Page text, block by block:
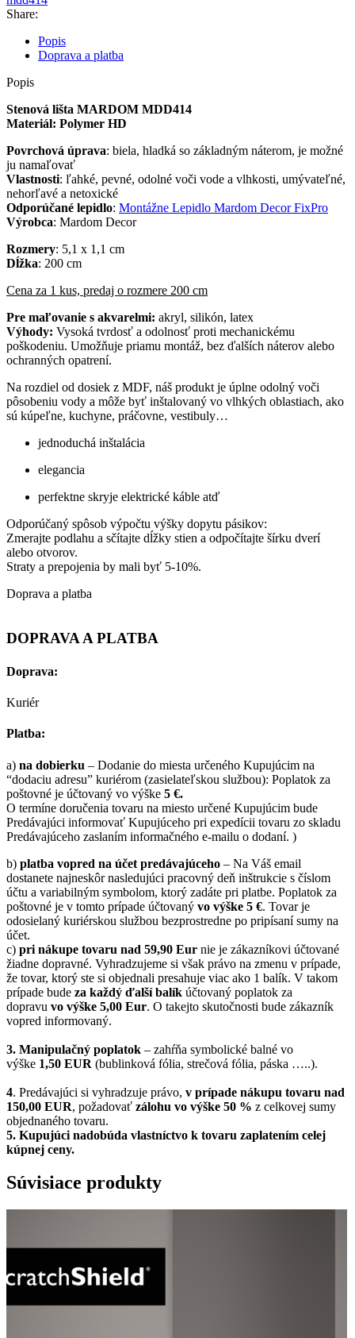
Share:
Popis
Doprava a platba
Popis
Stenová lišta MARDOM MDD414
Materiál: Polymer HD
Povrchová úprava: biela, hladká so základným náterom, je možné
ju namaľovať
Vlastnosti: ľahké, pevné, odolné voči vode a vlhkosti, umývateľné,
nehorľavé a netoxické
Odporúčané lepidlo: Montážne Lepidlo Mardom Decor FixPro
Výrobca: Mardom Decor
Rozmery: 5,1 x 1,1 cm
Dĺžka: 200 cm
Cena za 1 kus, predaj o rozmere 200 cm
Pre maľovanie s akvarelmi: akryl, silikón, latex
Výhody: Vysoká tvrdosť a odolnosť proti mechanickému
poškodeniu. Umožňuje priamu montáž, bez ďalších náterov alebo
ochranných opatrení.
Na rozdiel od dosiek z MDF, náš produkt je úplne odolný voči
pôsobeniu vody a môže byť inštalovaný vo vlhkých oblastiach, ako
sú kúpeľne, kuchyne, práčovne, vestibuly…
jednoduchá inštalácia
elegancia
perfektne skryje elektrické káble atď
Odporúčaný spôsob výpočtu výšky dopytu pásikov:
Zmerajte podlahu a sčítajte dĺžky stien a odpočítajte šírku dverí
alebo otvorov.
Straty a prepojenia by mali byť 5-10%.
Doprava a platba
DOPRAVA A PLATBA
Doprava:
Kuriér
Platba:
a) na dobierku – Dodanie do miesta určeného Kupujúcim na
“dodaciu adresu” kuriérom (zasielateľskou službou): Poplatok za
poštovné je účtovaný vo výške 5 €.
O termíne doručenia tovaru na miesto určené Kupujúcim bude
Predávajúci informovať Kupujúceho pri expedícii tovaru zo skladu
Predávajúceho zaslaním informačného e-mailu o dodaní. )
b) platba vopred na účet predávajúceho – Na Váš email
dostanete najneskôr nasledujúci pracovný deň inštrukcie s číslom
účtu a variabilným symbolom, ktorý zadáte pri platbe. Poplatok za
poštovné je v tomto prípade účtovaný vo výške 5 €. Tovar je
odosielaný kuriérskou službou bezprostredne po pripísaní sumy na
účet.
c) pri nákupe tovaru nad 59,90 Eur nie je zákazníkovi účtované
žiadne dopravné. Vyhradzujeme si však právo na zmenu v prípade,
že tovar, ktorý ste si objednali presahuje viac ako 1 balík. V takom
prípade bude za každý ďalší balík účtovaný poplatok za
dopravu vo výške 5,00 Eur. O takejto skutočnosti bude zákazník
vopred informovaný.
3. Manipulačný poplatok – zahŕňa symbolické balné vo
výške 1,50 EUR (bublinková fólia, strečová fólia, páska …..).
4. Predávajúci si vyhradzuje právo, v prípade nákupu tovaru nad
150,00 EUR, požadovať zálohu vo výške 50 % z celkovej sumy
objednaného tovaru.
5. Kupujúci nadobúda vlastníctvo k tovaru zaplatením celej
kúpnej ceny.
Súvisiace produkty